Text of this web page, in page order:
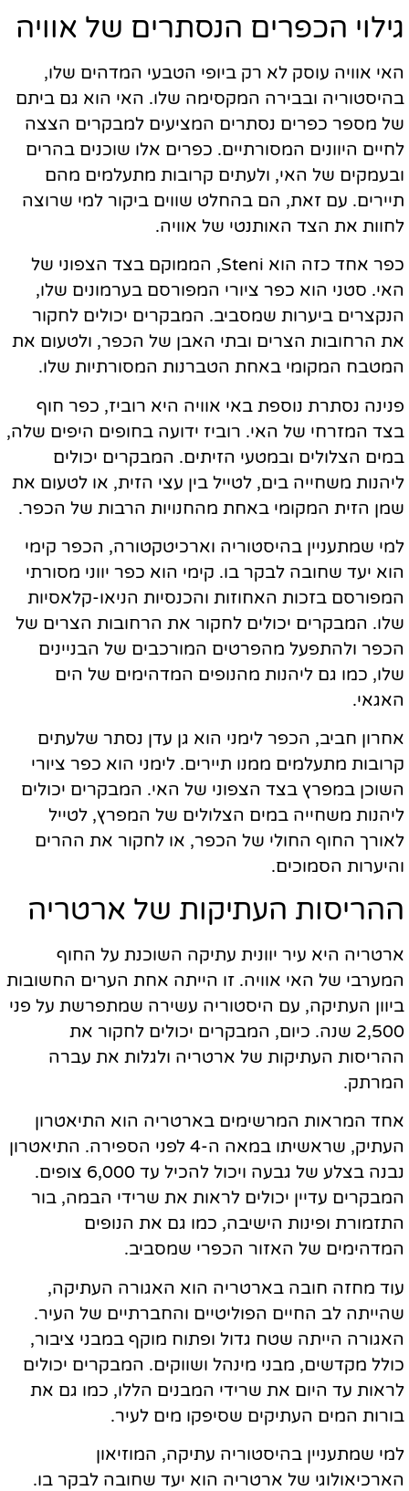
גילוי הכפרים הנסתרים של אוויה
האי אוויה עוסק לא רק ביופי הטבעי המדהים שלו,
בהיסטוריה ובבירה המקסימה שלו. האי הוא גם ביתם
של מספר כפרים נסתרים המציעים למבקרים הצצה
לחיים היוונים המסורתיים. כפרים אלו שוכנים בהרים
ובעמקים של האי, ולעתים קרובות מתעלמים מהם
תיירים. עם זאת, הם בהחלט שווים ביקור למי שרוצה
לחוות את הצד האותנטי של אוויה.
כפר אחד כזה הוא Steni, הממוקם בצד הצפוני של
האי. סטני הוא כפר ציורי המפורסם בערמונים שלו,
הנקצרים ביערות שמסביב. המבקרים יכולים לחקור
את הרחובות הצרים ובתי האבן של הכפר, ולטעום את
המטבח המקומי באחת הטברנות המסורתיות שלו.
פנינה נסתרת נוספת באי אוויה היא רוביז, כפר חוף
בצד המזרחי של האי. רוביז ידועה בחופים היפים שלה,
במים הצלולים ובמטעי הזיתים. המבקרים יכולים
ליהנות משחייה בים, לטייל בין עצי הזית, או לטעום את
שמן הזית המקומי באחת מהחנויות הרבות של הכפר.
למי שמתעניין בהיסטוריה וארכיטקטורה, הכפר קימי
הוא יעד שחובה לבקר בו. קימי הוא כפר יווני מסורתי
המפורסם בזכות האחוזות והכנסיות הניאו-קלאסיות
שלו. המבקרים יכולים לחקור את הרחובות הצרים של
הכפר ולהתפעל מהפרטים המורכבים של הבניינים
שלו, כמו גם ליהנות מהנופים המדהימים של הים
האגאי.
אחרון חביב, הכפר לימני הוא גן עדן נסתר שלעתים
קרובות מתעלמים ממנו תיירים. לימני הוא כפר ציורי
השוכן במפרץ בצד הצפוני של האי. המבקרים יכולים
ליהנות משחייה במים הצלולים של המפרץ, לטייל
לאורך החוף החולי של הכפר, או לחקור את ההרים
והיערות הסמוכים.
ההריסות העתיקות של ארטריה
ארטריה היא עיר יוונית עתיקה השוכנת על החוף
המערבי של האי אוויה. זו הייתה אחת הערים החשובות
ביוון העתיקה, עם היסטוריה עשירה שמתפרשת על פני
2,500 שנה. כיום, המבקרים יכולים לחקור את
ההריסות העתיקות של ארטריה ולגלות את עברה
המרתק.
אחד המראות המרשימים בארטריה הוא התיאטרון
העתיק, שראשיתו במאה ה-4 לפני הספירה. התיאטרון
נבנה בצלע של גבעה ויכול להכיל עד 6,000 צופים.
המבקרים עדיין יכולים לראות את שרידי הבמה, בור
התזמורת ופינות הישיבה, כמו גם את הנופים
המדהימים של האזור הכפרי שמסביב.
עוד מחזה חובה בארטריה הוא האגורה העתיקה,
שהייתה לב החיים הפוליטיים והחברתיים של העיר.
האגורה הייתה שטח גדול ופתוח מוקף במבני ציבור,
כולל מקדשים, מבני מינהל ושווקים. המבקרים יכולים
לראות עד היום את שרידי המבנים הללו, כמו גם את
בורות המים העתיקים שסיפקו מים לעיר.
למי שמתעניין בהיסטוריה עתיקה, המוזיאון
הארכיאולוגי של ארטריה הוא יעד שחובה לבקר בו.